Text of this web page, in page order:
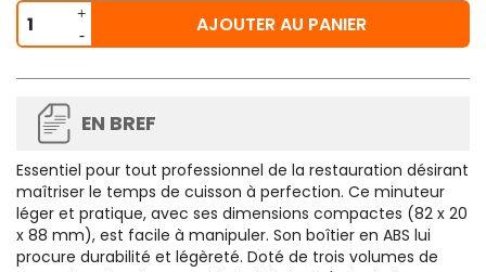
AJOUTER AU PANIER
EN BREF
Essentiel pour tout professionnel de la restauration désirant
maîtriser le temps de cuisson à perfection. Ce minuteur
léger et pratique, avec ses dimensions compactes (82 x 20
x 88 mm), est facile à manipuler. Son boîtier en ABS lui
procure durabilité et légèreté. Doté de trois volumes de